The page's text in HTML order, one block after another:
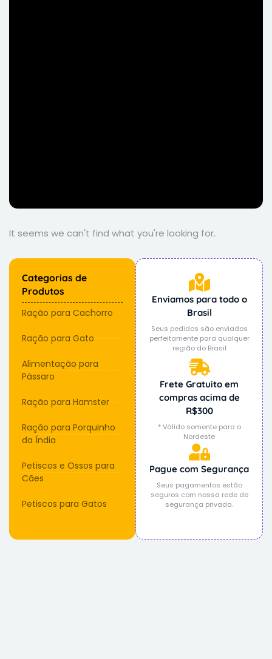
Categorias de
Produtos
Ração para Cachorro
Ração para Gato
Alimentação para
Pássaro
Ração para Hamster
Ração para Porquinho
da Índia
Petiscos e Ossos para
Cães
Petiscos para Gatos
Enviamos para todo o
Brasil
Seus pedidos são enviados
perfeitamente para qualquer
região do Brasil
Frete Gratuito em
compras acima de
R$300
* Válido somente para o
Nordeste
Pague com Segurança
Seus pagamentos estão
seguros com nossa rede de
segurança privada.
It seems we can't find what you're looking for.